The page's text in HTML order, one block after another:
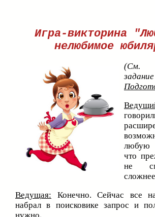
Игра-викторина
нелюбимое
(См.
любую
что
не
Ведущая: Конечно. Сейчас все
набрал в поисковике запрос и
нужно.